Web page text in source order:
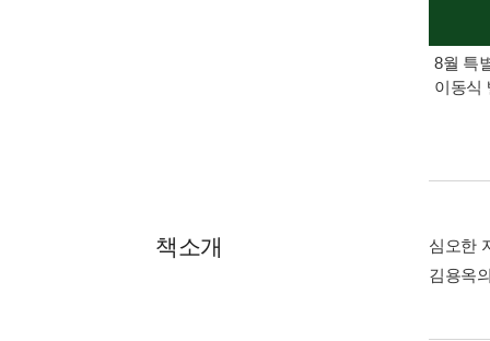
8월 특
이동식
책소개
심오한
김용옥